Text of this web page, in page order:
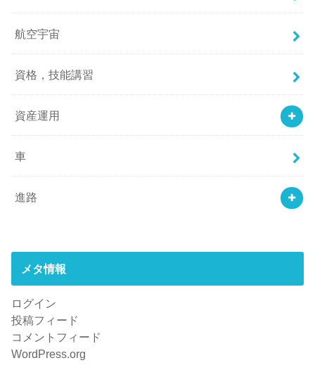
航空宇宙
資格，技能講習
資産運用
車
進路
メタ情報
ログイン
投稿フィード
コメントフィード
WordPress.org